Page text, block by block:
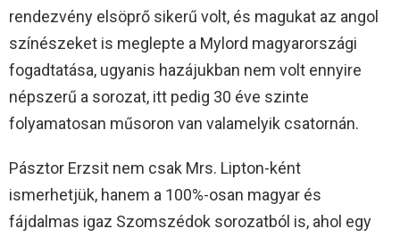
rendezvény elsöprő sikerű volt, és magukat az angol
színészeket is meglepte a Mylord magyarországi
fogadtatása, ugyanis hazájukban nem volt ennyire
népszerű a sorozat, itt pedig 30 éve szinte
folyamatosan műsoron van valamelyik csatornán.
Pásztor Erzsit nem csak Mrs. Lipton-ként
ismerhetjük, hanem a 100%-osan magyar és
fájdalmas igaz Szomszédok sorozatból is, ahol egy